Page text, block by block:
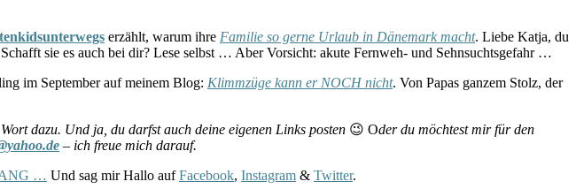
erzählt, warum ihre Familie so gerne Urlaub in Dänemark macht. Liebe Katja, du
sie es auch bei dir? Lese selbst … Aber Vorsicht: akute Fernweh- und Sehnsuchtsgefahr …
im September auf meinem Blog: Klimmzüge kann er NOCH nicht. Von Papas ganzem Stolz, der
dazu. Und ja, du darfst auch deine eigenen Links posten 😉 Oder du möchtest mir für den
– ich freue mich darauf.
… Und sag mir Hallo aufFacebook, Instagram & Twitter.